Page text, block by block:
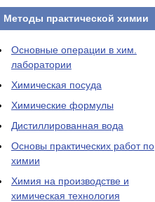
Методы практической химии
Основные операции в хим.
лаборатории
Химическая посуда
Химические формулы
Дистиллированная вода
Основы практических работ по
химии
Химия на производстве и
химическая технология